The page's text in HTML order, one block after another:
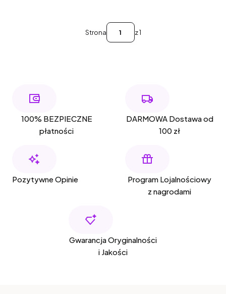
Strona z 1
100% BEZPIECZNE
płatności
DARMOWA Dostawa od
100 zł
Pozytywne Opinie
Program Lojalnościowy
z nagrodami
Gwarancja Oryginalności
i Jakości